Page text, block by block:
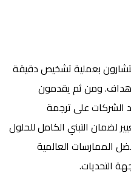
بعملية تشخيص دقيقة
ومن ثم يقدمون
الشركات على ترجمة
لضمان التبني الكامل للحلول
الممارسات العالمية
التحديات.